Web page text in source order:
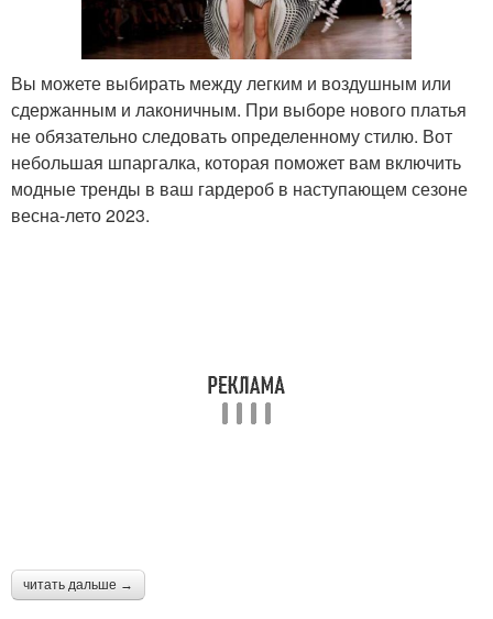
Вы можете выбирать между легким и воздушным или
сдержанным и лаконичным. При выборе нового платья
не обязательно следовать определенному стилю. Вот
небольшая шпаргалка, которая поможет вам включить
модные тренды в ваш гардероб в наступающем сезоне
весна-лето 2023.
читать дальше →